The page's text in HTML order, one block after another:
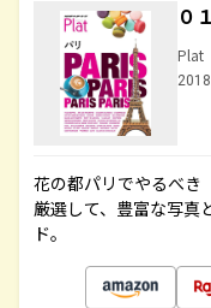
０
Plat
花の都パリでやるべき
厳選して、豊富な写真
ド。